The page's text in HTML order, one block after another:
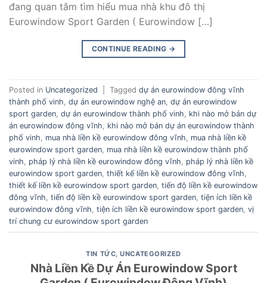
đang quan tâm tìm hiểu mua nhà khu đô thị
Eurowindow Sport Garden ( Eurowindow […]
CONTINUE READING →
Posted in Uncategorized Tagged dự án eurowindow đông vĩnh
thành phố vinh dự án eurowindow nghệ an dự án eurowindow
sport garden dự án eurowindow thành phố vinh
khi nào mở bán dự
án eurowindow đông vĩnh
khi nào mở bán dự án eurowindow thành
phố vinh
mua nhà liền kề eurowindow đông vĩnh
mua nhà liền kề
eurowindow sport garden mua nhà liền kề eurowindow thành phố
vinh
pháp lý nhà liền kề eurowindow đông vĩnh
pháp lý nhà liền kề
eurowindow sport garden thiết kế liền kề eurowindow đông vĩnh
thiết kế liền kề eurowindow sport garden tiến độ liền kề eurowindow
đông vĩnh tiến độ liền kề eurowindow sport garden tiện ích liền kề
eurowindow đông vĩnh tiện ích liền kề eurowindow sport garden vị
trí chung cư eurowindow sport garden
TIN TỨC,UNCATEGORIZED
Nhà Liền Kề Dự Án Eurowindow Sport